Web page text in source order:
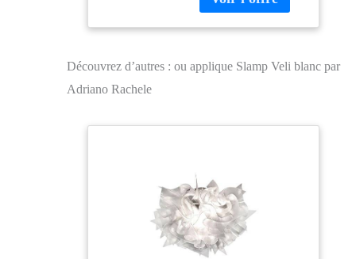
Métal Blanc 20
Découvrez d’autres : ou applique Slamp Veli blanc par
Adriano Rachele